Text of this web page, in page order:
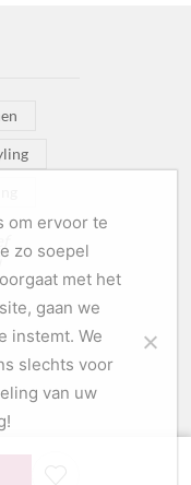
om ervoor te
zo soepel
met het
gaan we
instemt. We
slechts voor
van uw